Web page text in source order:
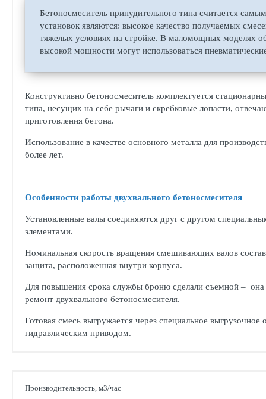
Бетоносмеситель принудительного типа считается
установок являются: высокое качество получаемых
тяжелых условиях на стройке. В маломощных моделях
высокой мощности могут использоваться
Конструктивно бетоносмеситель комплектуется
типа, несущих на себе рычаги и скребковые лопасти,
приготовления бетона.
Использование в качестве основного металла для
более лет.
Особенности работы двухвального бетоносмесителя
Установленные валы соединяются друг с другом
элементами.
Номинальная скорость вращения смешивающих валов
защита, расположенная внутри корпуса.
Для повышения срока службы броню сделали съемной – она
ремонт двухвального бетоносмесителя.
Готовая смесь выгружается через специальное
гидравлическим приводом.
Производительность, м3/час